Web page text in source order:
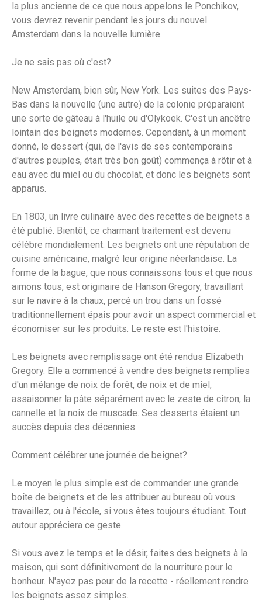
la plus ancienne de ce que nous appelons le Ponchikov,
vous devrez revenir pendant les jours du nouvel
Amsterdam dans la nouvelle lumière.
Je ne sais pas où c'est?
New Amsterdam, bien sûr, New York. Les suites des Pays-
Bas dans la nouvelle (une autre) de la colonie préparaient
une sorte de gâteau à l'huile ou d'Olykoek. C'est un ancêtre
lointain des beignets modernes. Cependant, à un moment
donné, le dessert (qui, de l'avis de ses contemporains
d'autres peuples, était très bon goût) commença à rôtir et à
eau avec du miel ou du chocolat, et donc les beignets sont
apparus.
En 1803, un livre culinaire avec des recettes de beignets a
été publié. Bientôt, ce charmant traitement est devenu
célèbre mondialement. Les beignets ont une réputation de
cuisine américaine, malgré leur origine néerlandaise. La
forme de la bague, que nous connaissons tous et que nous
aimons tous, est originaire de Hanson Gregory, travaillant
sur le navire à la chaux, percé un trou dans un fossé
traditionnellement épais pour avoir un aspect commercial et
économiser sur les produits. Le reste est l'histoire.
Les beignets avec remplissage ont été rendus Elizabeth
Gregory. Elle a commencé à vendre des beignets remplies
d'un mélange de noix de forêt, de noix et de miel,
assaisonner la pâte séparément avec le zeste de citron, la
cannelle et la noix de muscade. Ses desserts étaient un
succès depuis des décennies.
Comment célébrer une journée de beignet?
Le moyen le plus simple est de commander une grande
boîte de beignets et de les attribuer au bureau où vous
travaillez, ou à l'école, si vous êtes toujours étudiant. Tout
autour appréciera ce geste.
Si vous avez le temps et le désir, faites des beignets à la
maison, qui sont définitivement de la nourriture pour le
bonheur. N'ayez pas peur de la recette - réellement rendre
les beignets assez simples.